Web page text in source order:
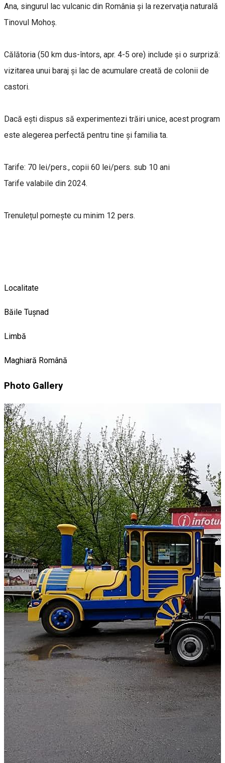
Ana, singurul lac vulcanic din România şi la rezervaţia naturală
Tinovul Mohoş.
Călătoria (50 km dus-întors, apr. 4-5 ore) include şi o surpriză:
vizitarea unui baraj şi lac de acumulare creată de colonii de
castori.
Dacă eşti dispus să experimentezi trăiri unice, acest program
este alegerea perfectă pentru tine şi familia ta.
Tarife: 70 lei/pers., copii 60 lei/pers. sub 10 ani
Tarife valabile din 2024.
Trenulețul pornește cu minim 12 pers.
Localitate
Băile Tușnad
Limbă
Maghiară Română
Photo Gallery